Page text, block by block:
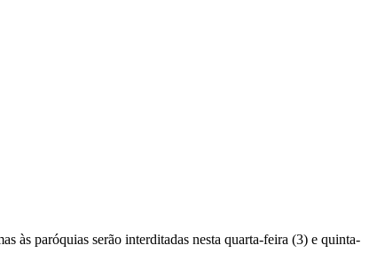
às paróquias serão interditadas nesta quarta-feira (3) e quinta-